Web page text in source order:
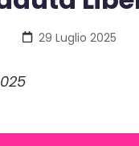
Posted
29 Luglio 2025